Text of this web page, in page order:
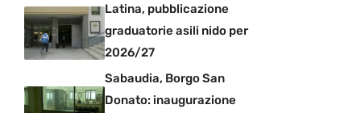
Latina, pubblicazione
graduatorie asili nido per
2026/27
Sabaudia, Borgo San
Donato: inaugurazione